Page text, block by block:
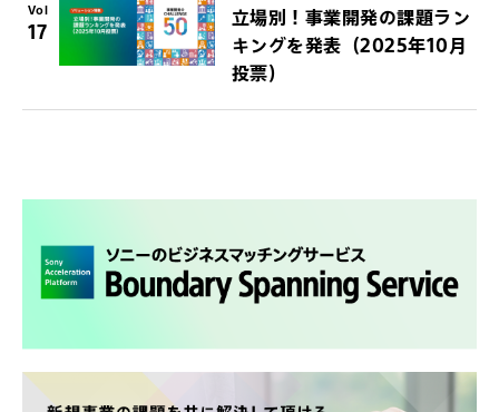
Vol
17
立場別！事業開発の課題ラン
キングを発表（2025年10月
投票）